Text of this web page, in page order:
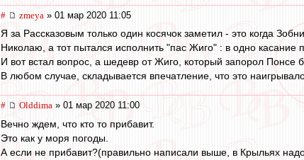
# zmeya » 01 мар 2020 11:05
Я за Рассказовым только один косячок заметил - это когда
Николаю, а тот пытался исполнить "пас Жиго" : в одно касание
И вот встал вопрос, а шедевр от Жиго, который запорол Понсе
В любом случае, складывается впечатление, что это
# Olddima » 01 мар 2020 11:00
Вечно ждем, что кто то прибавит.
Это как у моря погоды.
А если не прибавит?(правильно написали выше, в Крыльях